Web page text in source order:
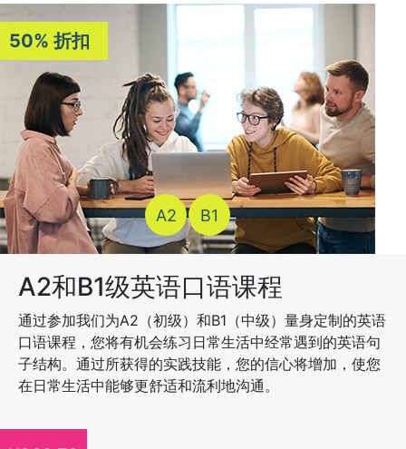
50% 折扣
A2 B1
A2和B1级英语口语课程
通过参加我们为A2（初级）和B1（中级）量身定制的英语
口语课程，您将有机会练习日常生活中经常遇到的英语句
子结构。通过所获得的实践技能，您的信心将增加，使您
在日常生活中能够更舒适和流利地沟通。